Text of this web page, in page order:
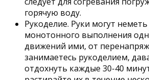
горячую воду.
Рукоделие. Руки могут
монотонного выполнения
движений ими, от
занимаетесь рукоделием,
отдохнуть каждые 30-40